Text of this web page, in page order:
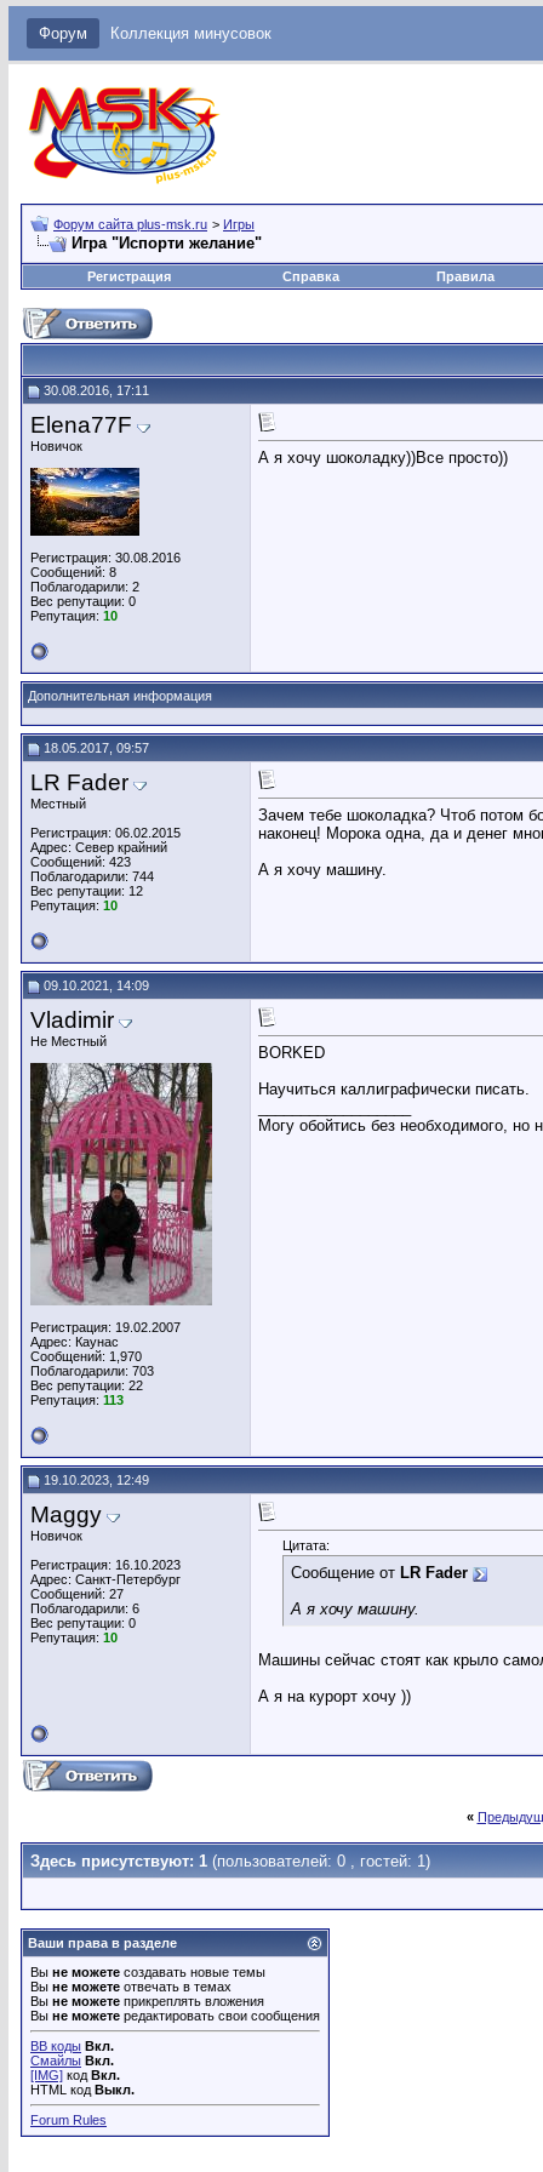
Форум Коллекция минусовок
Форум сайта plus-msk.ru > Игры
Игра "Испорти желание"
Регистрация Справка Правила
30.08.2016, 17:11
Elena77F
Новичок
Регистрация: 30.08.2016
Сообщений: 8
Поблагодарили: 2
Вес репутации: 0
Репутация: 10
А я хочу шоколадку))Все просто))
Дополнительная информация
18.05.2017, 09:57
LR Fader
Местный
Регистрация: 06.02.2015
Адрес: Север крайний
Сообщений: 423
Поблагодарили: 744
Вес репутации: 12
Репутация: 10
Зачем тебе шоколадка? Чтоб потом
наконец! Морока одна, да и денег
А я хочу машину.
09.10.2021, 14:09
Vladimir
Не Местный
Регистрация: 19.02.2007
Адрес: Каунас
Сообщений: 1,970
Поблагодарили: 703
Вес репутации: 22
Репутация: 113
BORKED
Научиться каллиграфически писать.
Могу обойтись без необходимого, но
19.10.2023, 12:49
Maggy
Новичок
Регистрация: 16.10.2023
Адрес: Санкт-Петербург
Сообщений: 27
Поблагодарили: 6
Вес репутации: 0
Репутация: 10
Цитата:
Сообщение от LR Fader
А я хочу машину.
Машины сейчас стоят как крыло
А я на курорт хочу ))
«
Здесь присутствуют: 1 (пользователей: 0 , гостей: 1)
Ваши права в разделе
Вы не можете создавать новые темы
Вы не можете отвечать в темах
Вы не можете прикреплять вложения
Вы не можете редактировать свои сообщения
BB коды Вкл.
Смайлы Вкл.
[IMG] код Вкл.
HTML код Выкл.
Forum Rules